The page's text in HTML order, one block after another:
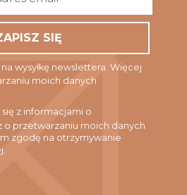
*
wysyłkę newslettera. Więcej
moich danych
z informacjami o
o przetwarzaniu moich danych
zgodę na otrzymywanie